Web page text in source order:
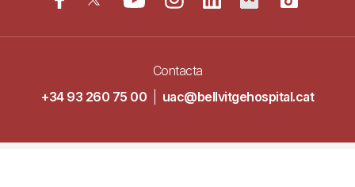
Contacta
+34 93 260 75 00
uac@bellvitgehospital.cat